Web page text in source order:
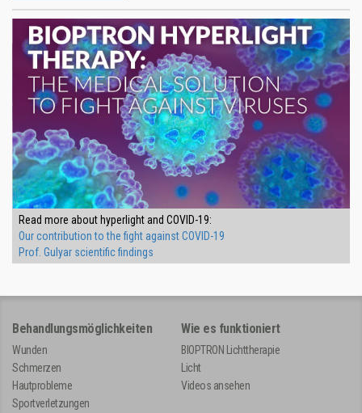
Read more about hyperlight and COVID-19:
Our contribution to the fight against COVID-19
Prof. Gulyar scientific findings
Behandlungsmöglichkeiten
Wunden
Schmerzen
Hautprobleme
Sportverletzungen
Wie es funktioniert
BIOPTRON Lichttherapie
Licht
Videos ansehen